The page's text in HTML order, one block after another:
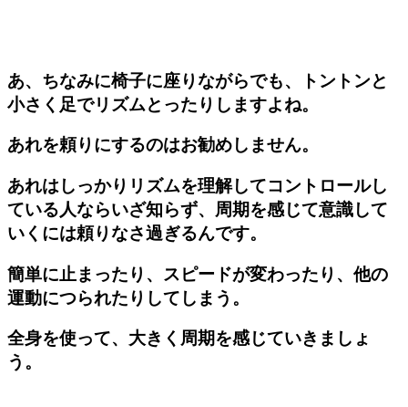
あ、ちなみに椅子に座りながらでも、トントンと
小さく足でリズムとったりしますよね。
あれを頼りにするのはお勧めしません。
あれはしっかりリズムを理解してコントロールし
ている人ならいざ知らず、周期を感じて意識して
いくには頼りなさ過ぎるんです。
簡単に止まったり、スピードが変わったり、他の
運動につられたりしてしまう。
全身を使って、大きく周期を感じていきましょ
う。